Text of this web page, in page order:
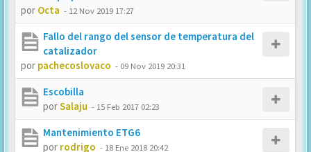
por Octa - 12 Nov 2019 17:27
Fallo del rango del sensor de temperatura del
catalizador
por pachecoslovaco - 09 Nov 2019 20:31
Escobilla
porSalaju - 15 Feb 2017 02:23
Mantenimiento ETG6
por rodrigo - 18 Ene 2018 20:42